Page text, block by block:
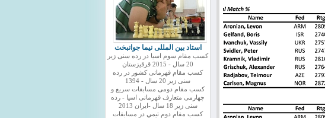
استاد بین المللی نیما جوانبخت
کسب مقام سوم اسیا در رده سنی زیر
20 سال - 2015 قرقیزستان
کسب مقام قهرمانی کشور در رده
سنی زیر 20 سال - 1394
کسب مقام دومی مسابقات سریع و
چهارمی متعارف قهرمانی اسیا - رده
سنی زیر 18 سال -ایران 2013
كسب مقام دوم تيمي در مسابقات